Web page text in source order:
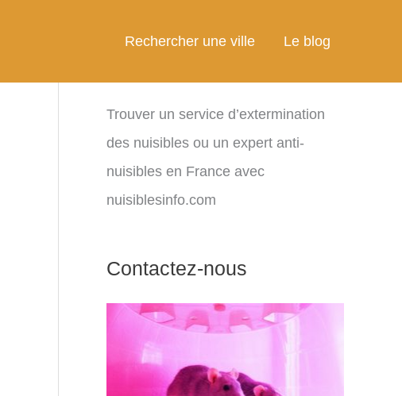
Rechercher une ville Le blog
Trouver un service d’extermination
des nuisibles ou un expert anti-
nuisibles en France avec
nuisiblesinfo.com
Contactez-nous